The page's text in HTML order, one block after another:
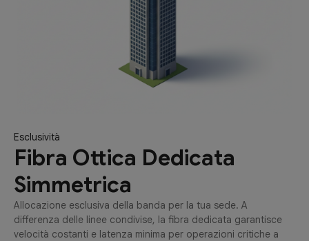
Esclusività
Fibra Ottica Dedicata
Simmetrica
Allocazione esclusiva della banda per la tua sede. A
differenza delle linee condivise, la fibra dedicata garantisce
velocità costanti e latenza minima per operazioni critiche a